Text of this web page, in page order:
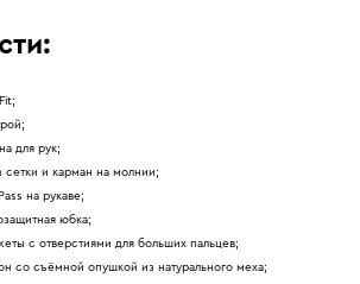
для рук;
сетки и карман на молнии;
на рукаве;
юбка;
с отверстиями для больших пальцев;
со съёмной опушкой из натурального меха;